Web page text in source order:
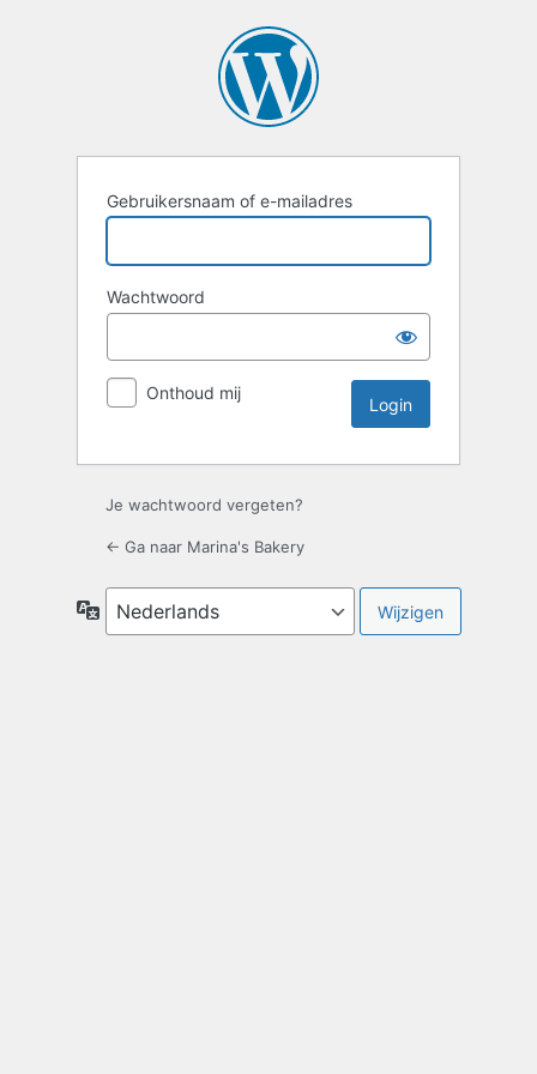
Gebruikersnaam of e-mailadres
Wachtwoord
Onthoud mij
Je wachtwoord vergeten?
← Ga naar Marina's Bakery
Taal